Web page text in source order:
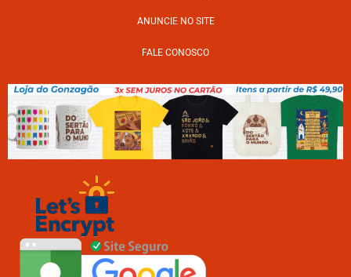
ANUNCIE NO SITE
FALE CONOSCO